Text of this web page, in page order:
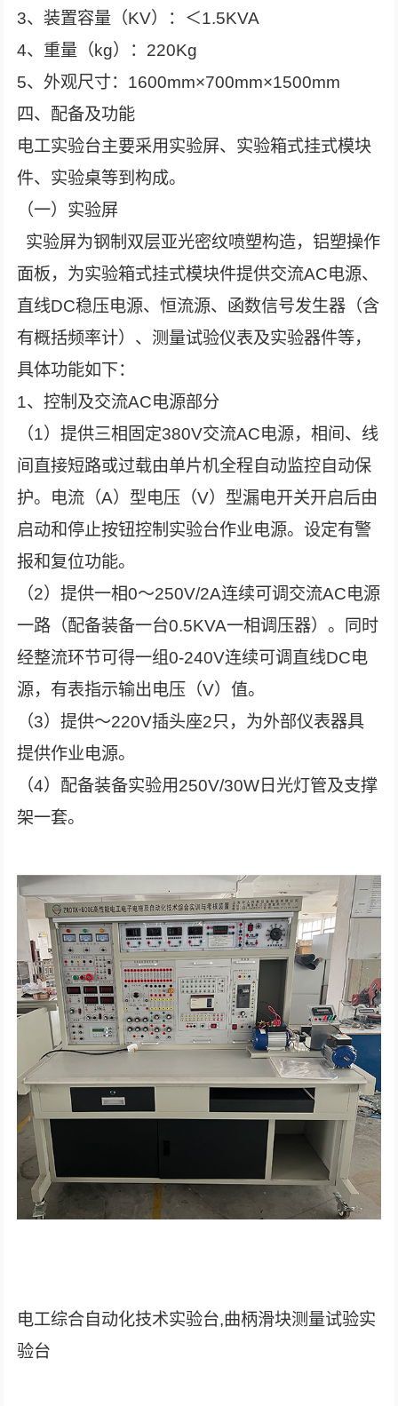
3、装置容量（KV）：＜1.5KVA
4、重量（kg）：220Kg
5、外观尺寸：1600mm×700mm×1500mm
四、配备及功能
电工实验台主要采用实验屏、实验箱式挂式模块
件、实验桌等到构成。
（一）实验屏
实验屏为钢制双层亚光密纹喷塑构造，铝塑操作
面板，为实验箱式挂式模块件提供交流AC电源、
直线DC稳压电源、恒流源、函数信号发生器（含
有概括频率计）、测量试验仪表及实验器件等，
具体功能如下：
1、控制及交流AC电源部分
（1）提供三相固定380V交流AC电源，相间、线
间直接短路或过载由单片机全程自动监控自动保
护。电流（A）型电压（V）型漏电开关开启后由
启动和停止按钮控制实验台作业电源。设定有警
报和复位功能。
（2）提供一相0～250V/2A连续可调交流AC电源
一路（配备装备一台0.5KVA一相调压器）。同时
经整流环节可得一组0-240V连续可调直线DC电
源，有表指示输出电压（V）值。
（3）提供～220V插头座2只，为外部仪表器具
提供作业电源。
（4）配备装备实验用250V/30W日光灯管及支撑
架一套。
电工综合自动化技术实验台,曲柄滑块测量试验实
验台